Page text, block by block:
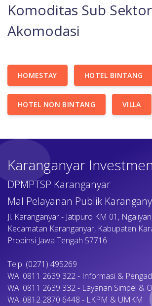
Komoditas Sub Sektor
Akomodasi
HOMESTAY HOTEL BINTANG
HOTEL NON BINTANG VILLA
Karanganyar
DPMPTSP Karanganyar
Mal Pelayanan Publik
Jl. Karanganyar - Jatipuro KM 01,
Kecamatan Karanganyar, Kabupaten
Propinsi Jawa Tengah 57716
Telp. (0271) 495269
WA. 0811 2639 322 - Informasi &
WA. 0811 2639 332 - Layanan Simpel &
WA. 0812 2870 6448 - LKPM & UMKM